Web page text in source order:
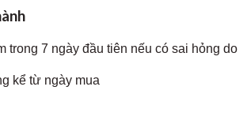
trong 7 ngày đầu tiên nếu có sai hỏng do
kể từ ngày mua